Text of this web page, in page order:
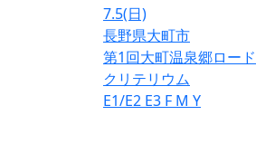
7.5(日)
長野県大町市
第1回大町温泉郷ロー
クリテリウム
E1/E2 E3 F M Y